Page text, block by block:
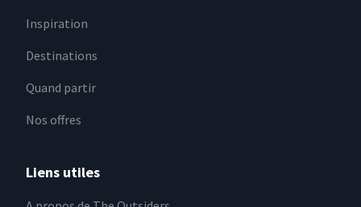
Inspiration
Destinations
Quand partir
Nos offres
Liens utiles